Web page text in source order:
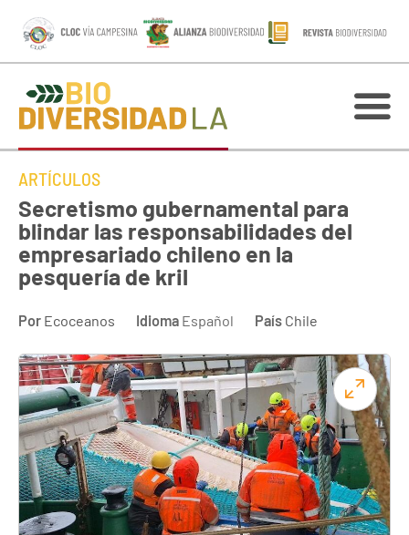
ARTÍCULOS
Secretismo gubernamental para
blindar las responsabilidades del
empresariado chileno en la
pesquería de kril
Por Ecoceanos Idioma Español País Chile